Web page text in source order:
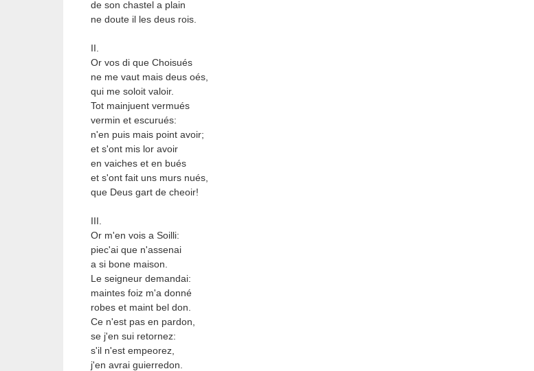
de son chastel a plain
ne doute il les deus rois.
II.
Or vos di que Choisués
ne me vaut mais deus oés,
qui me soloit valoir.
Tot mainjuent vermués
vermin et escurués:
n'en puis mais point avoir;
et s'ont mis lor avoir
en vaiches et en bués
et s'ont fait uns murs nués,
que Deus gart de cheoir!
III.
Or m'en vois a Soilli:
piec'ai que n'assenai
a si bone maison.
Le seigneur demandai:
maintes foiz m'a donné
robes et maint bel don.
Ce n'est pas en pardon,
se j'en sui retornez:
s'il n'est empeorez,
j'en avrai guierredon.